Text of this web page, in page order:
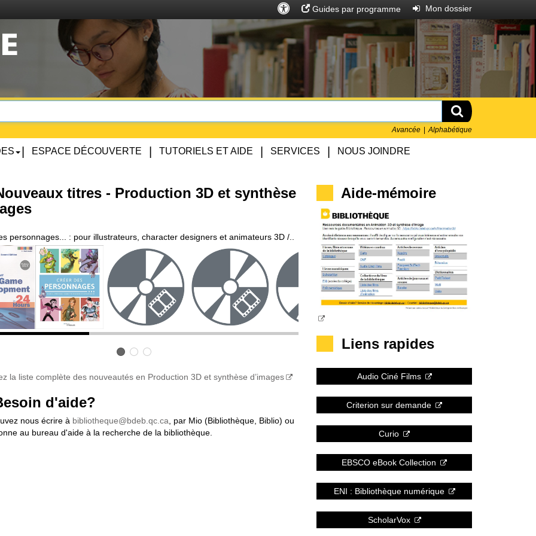
Rechercher
Accès
universel
Guides par programme Entrer
Mon dossier
Rechercher
Alphabétique
Avancée
ESPACE DÉCOUVERTE TUTORIELS ET AIDE SERVICES NOUS JOINDRE
titres - Production 3D et synthèse
personnages... : pour illustrateurs, character designers et animateurs 3D /..
la liste complète des nouveautés en Production 3D et synthèse d’images
d'aide?
nous écrire à bibliotheque@bdeb.qc.ca , par Mio (Bibliothèque, Biblio) ou
au bureau d'aide à la recherche de la bibliothèque.
Aide-mémoire
Liens rapides
Audio Ciné Films
Criterion sur demande
Curio
EBSCO eBook Collection
ENI : Bibliothèque numérique
ScholarVox